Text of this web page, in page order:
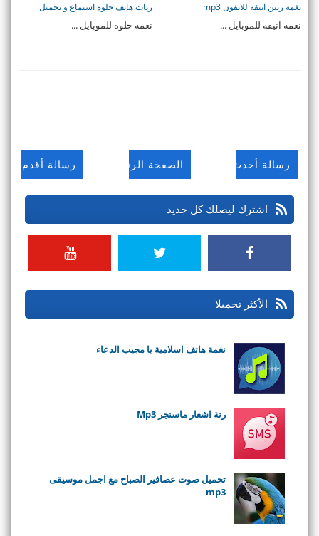
نغمة رنين انيقة للايفون mp3
نغمة انيقة للموبايل ...
رنات هاتف حلوة استماع و تحميل
نغمة حلوة للموبايل ...
رسالة أحدث رسالة أقدم الصفحة الرئيسية
اشترك ليصلك كل جديد
الأكثر تحميلا
نغمة هاتف اسلامية يا مجيب الدعاء
رنة اشعار ماسنجر Mp3
تحميل صوت عصافير الصباح مع اجمل موسيقى
mp3